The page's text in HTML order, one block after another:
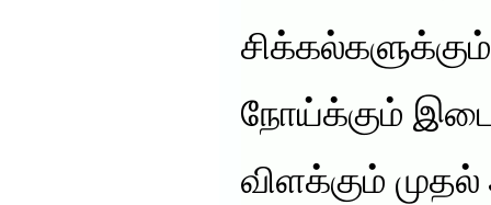
சிக்கல்களுக்கும்
நோய்க்கும்
விளக்கும்